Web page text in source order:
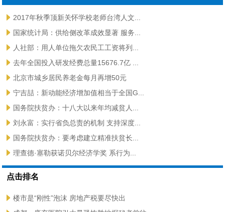
2017年秋季顶新关怀学校老师台湾人文...
国家统计局：供给侧改革成效显著 服务...
人社部：用人单位拖欠农民工工资将列...
去年全国投入研发经费总量15676.7亿 ...
北京市城乡居民养老金每月再增50元
宁吉喆：新动能经济增加值相当于全国G...
国务院扶贫办：十八大以来年均减贫人...
刘永富：实行省负总责的机制 支持深度...
国务院扶贫办：要考虑建立精准扶贫长...
理查德·塞勒获诺贝尔经济学奖 系行为...
点击排名
楼市是“刚性”泡沫 房地产税要尽快出